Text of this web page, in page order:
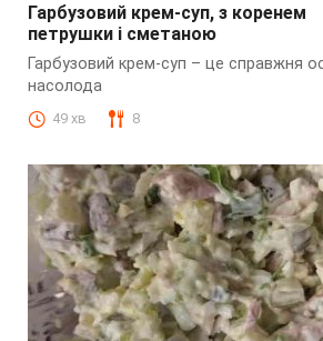
Гарбузовий
Гарбузовий крем-суп, з коренем
петрушки і сметаною
Гарбузовий крем-суп – це справжня
насолода
49 хв 8